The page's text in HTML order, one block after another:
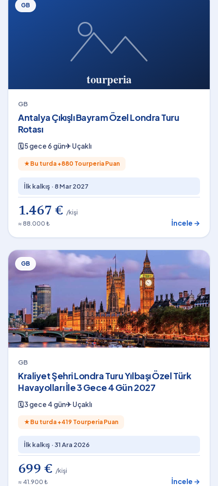
GB
GB
Antalya Çıkışlı Bayram Özel Londra Turu
Rotası
🗓5 gece 6 gün✈Uçaklı
★ Bu turda +880 Tourperia Puan
İlk kalkış · 8 Mar 2027
1.467 € /kişi
≈ 88.000 ₺
İncele →
GB
GB
Kraliyet Şehri Londra Turu Yılbaşı Özel Türk
Havayolları İle 3 Gece 4 Gün 2027
🗓3 gece 4 gün✈Uçaklı
★ Bu turda +419 Tourperia Puan
İlk kalkış ·31 Ara 2026
699 € /kişi
≈ 41.900 ₺
İncele →